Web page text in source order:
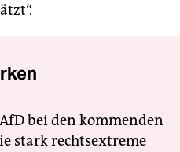
bei den kommenden
stark rechtsextreme